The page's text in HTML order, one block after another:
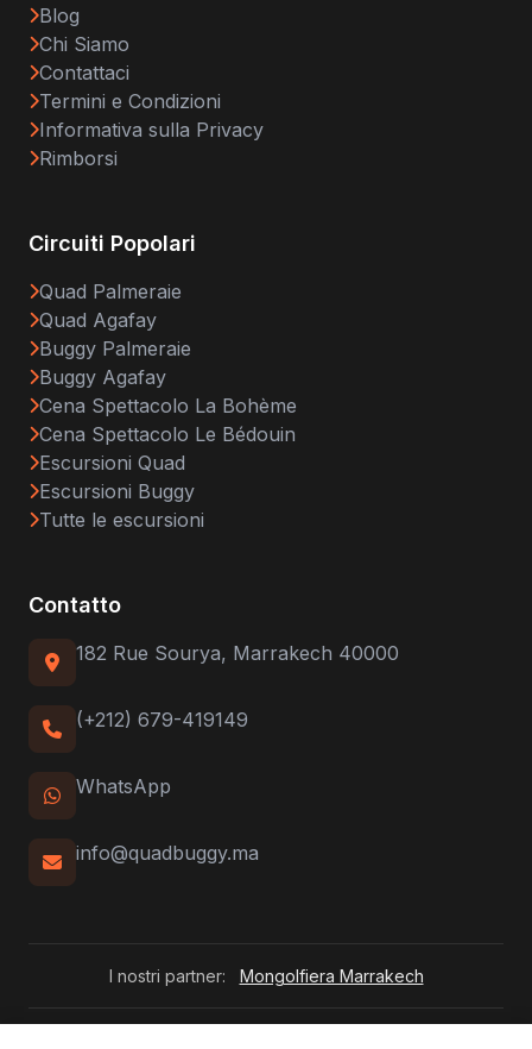
Blog
Chi Siamo
Contattaci
Termini e Condizioni
Informativa sulla Privacy
Rimborsi
Circuiti Popolari
Quad Palmeraie
Quad Agafay
Buggy Palmeraie
Buggy Agafay
Cena Spettacolo La Bohème
Cena Spettacolo Le Bédouin
Escursioni Quad
Escursioni Buggy
Tutte le escursioni
Contatto
182 Rue Sourya, Marrakech 40000
(+212) 679-419149
WhatsApp
info@quadbuggy.ma
I nostri partner: Mongolfiera Marrakech